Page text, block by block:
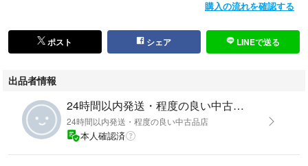
■ サイズ：YA5（細身M相当）
【ジャケット実寸】 肩幅42cm 身幅48cm ウエスト身幅43.5cm 着丈71c
【スラックス実寸】 ウエスト77cm わたり30cm 裾幅17.5cm 股上24c
m 股下91cm
※ウエストは約4.5cm程度伸ばせる余地があります。
購入の流れを確認する
ポスト シェア LINEで送る
出品者情報
24時間以内発送・程度の良い中古品店
24時間以内発送・程度の良い中古品店
本人確認済